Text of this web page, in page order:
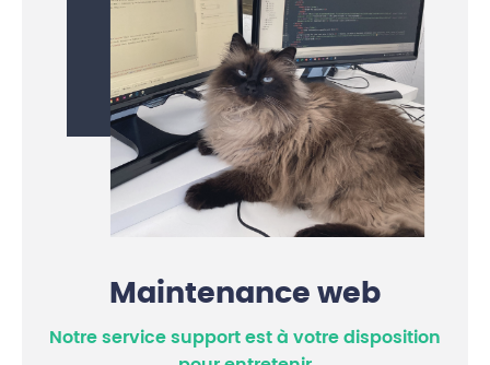
Maintenance web
Notre service support est à votre disposition